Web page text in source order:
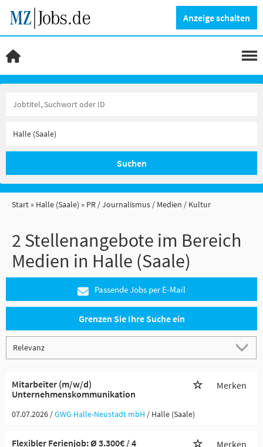
Anzeige schalten
Suchen
Start Halle (Saale) PR / Journalismus / Medien / Kultur
2 Stellenangebote im Bereich
Medien in Halle (Saale)
Passende Jobs per E-Mail
Grenzen Sie Ihre Suche ein
Mitarbeiter (m/w/d)
Unternehmenskommunikation
Merken
07.07.2026 /GWG Halle-Neustadt mbH / Halle (Saale)
Flexibler Ferienjob: Ø 3.300€ / 4
Merken